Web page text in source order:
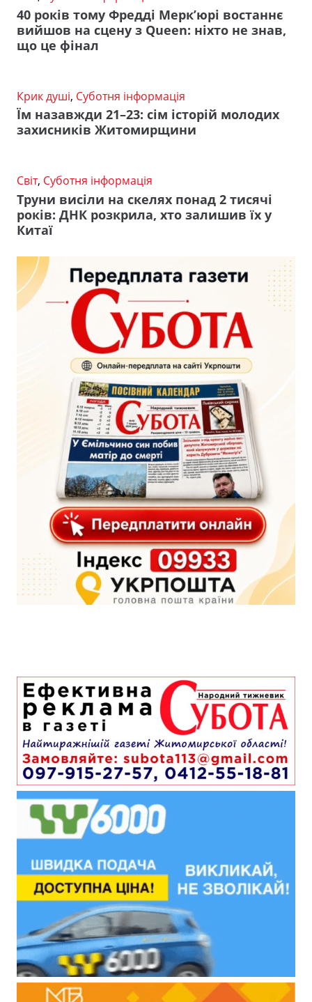
40 років тому Фредді Мерк’юрі востаннє
вийшов на сцену з Queen: ніхто не знав,
що це фінал
Крик душі, Суботня інформація
Їм назавжди 21–23: сім історій молодих
захисників Житомирщини
Світ, Суботня інформація
Труни висіли на скелях понад 2 тисячі
років: ДНК розкрила, хто залишив їх у
Китаї